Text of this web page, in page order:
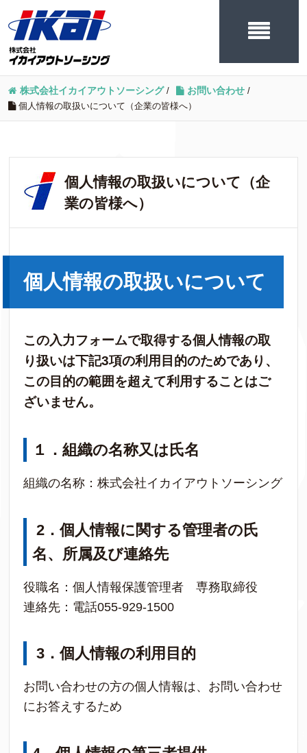
株式会社イカイアウトソーシング/ お問い合わせ /
個人情報の取扱いについて（企業の皆様へ）
個人情報の取扱いについて（企
業の皆様へ）
個人情報の取扱いについて
この入力フォームで取得する個人情報の取
り扱いは下記3項の利用目的のためであり、
この目的の範囲を超えて利用することはご
ざいません。
１．組織の名称又は氏名
組織の名称：株式会社イカイアウトソーシング
2 ．個人情報に関する管理者の氏
名、所属及び連絡先
役職名：個人情報保護管理者 専務取締役
連絡先：電話055-929-1500
3 ．個人情報の利用目的
お問い合わせの方の個人情報は、お問い合わせ
にお答えするため